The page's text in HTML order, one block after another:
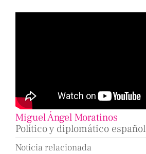
Miguel Ángel Moratinos
Político y diplomático español
Noticia relacionada